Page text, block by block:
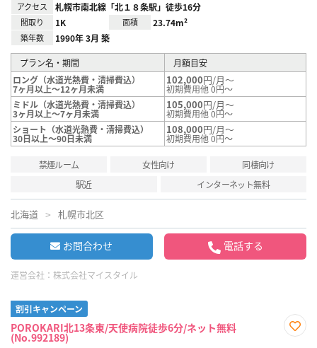
アクセス 札幌市南北線「北１８条駅」徒歩16分
間取り 1K 面積 23.74m²
築年数 1990年 3月 築
プラン名・期間
月額目安
ロング（水道光熱費・清掃費込）
7ヶ月以上～12ヶ月未満
102,000円/月～
初期費用他 0円～
ミドル（水道光熱費・清掃費込）
3ヶ月以上～7ヶ月未満
105,000円/月～
初期費用他 0円～
ショート（水道光熱費・清掃費込）
30日以上～90日未満
108,000円/月～
初期費用他 0円～
禁煙ルーム 女性向け
同棲向け
駅近
インターネット無料
北海道 札幌市北区
お問合わせ 電話する
運営会社： 株式会社マイスタイル
割引キャンペーン
POROKARI北13条東/天使病院徒歩6分/ネット無料
(No.992189)